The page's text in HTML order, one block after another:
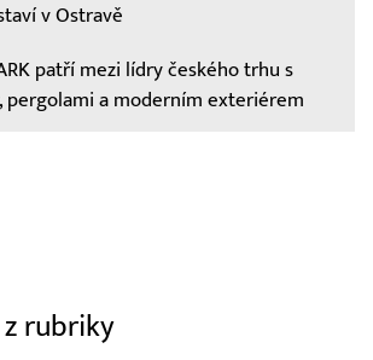
v Ostravě
patří mezi lídry českého trhu s
pergolami a moderním exteriérem
z rubriky